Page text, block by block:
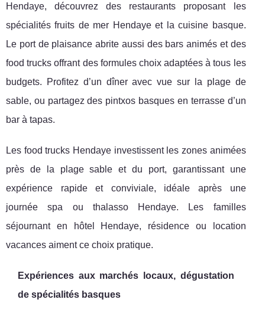
Hendaye, découvrez des restaurants proposant les
spécialités fruits de mer Hendaye et la cuisine basque.
Le port de plaisance abrite aussi des bars animés et des
food trucks offrant des formules choix adaptées à tous les
budgets. Profitez d’un dîner avec vue sur la plage de
sable, ou partagez des pintxos basques en terrasse d’un
bar à tapas.
Les food trucks Hendaye investissent les zones animées
près de la plage sable et du port, garantissant une
expérience rapide et conviviale, idéale après une
journée spa ou thalasso Hendaye. Les familles
séjournant en hôtel Hendaye, résidence ou location
vacances aiment ce choix pratique.
Expériences aux marchés locaux, dégustation
de spécialités basques